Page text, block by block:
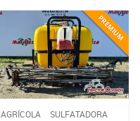
AGRÍCOLA SULFATADORA